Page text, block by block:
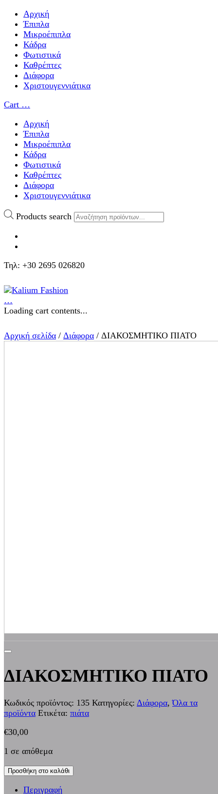
Αρχική
Έπιπλα
Μικροέπιπλα
Κάδρα
Φωτιστικά
Καθρέπτες
Διάφορα
Χριστουγεννιάτικα
Cart …
Αρχική
Έπιπλα
Μικροέπιπλα
Κάδρα
Φωτιστικά
Καθρέπτες
Διάφορα
Χριστουγεννιάτικα
Products search
Τηλ: +30 2695 026820
…
Loading cart contents...
Αρχική σελίδα / Διάφορα / ΔΙΑΚΟΣΜΗΤΙΚΟ ΠΙΑΤΟ
ΔΙΑΚΟΣΜΗΤΙΚΟ ΠΙΑΤΟ
Κωδικός προϊόντος: 135 Κατηγορίες: Διάφορα,Όλα τα
προϊόντα Ετικέτα: πιάτα
€30,00
1 σε απόθεμα
Προσθήκη στο καλάθι
Περιγραφή